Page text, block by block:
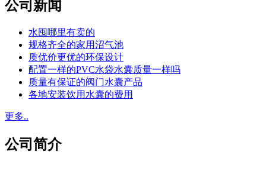
公司新闻
水囤哪里有卖的
规格齐全的家用沼气池
质优价更优的环保设计
配置一样的PVC水袋水囊质量一样吗
质量有保证的阀门水囊产品
各地安装饮用水囊的费用
更多..
公司简介